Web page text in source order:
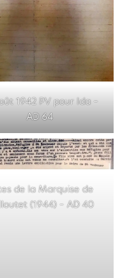
1942 PV pour Ida –
AD 64
de la Marquise de
(1944) – AD 40